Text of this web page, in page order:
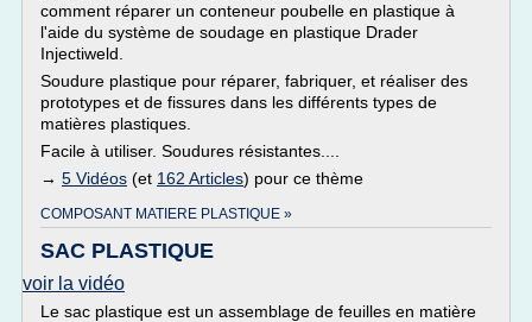
comment réparer un conteneur poubelle en plastique à
l'aide du système de soudage en plastique Drader
Injectiweld.
Soudure plastique pour réparer, fabriquer, et réaliser des
prototypes et de fissures dans les différents types de
matières plastiques.
Facile à utiliser. Soudures résistantes....
→ 5 Vidéos (et 162 Articles) pour ce thème
COMPOSANT MATIERE PLASTIQUE »
SAC PLASTIQUE
voir la vidéo
Le sac plastique est un assemblage de feuilles en matière